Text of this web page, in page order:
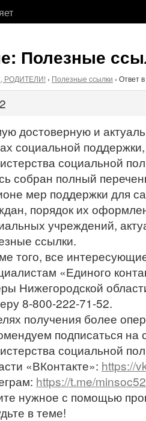
Полезные
РОДИТЕЛИ! › Полезные ссылки › Ответ
достоверную и
социальной
социальной
собран полный
мер поддержки для
порядок их
учреждений,
ссылки.
того, все
«Единого
Нижегородской
8-800-222-71-52.
получения более
подписаться на
социальной
«ВКонтакте»: https://
https://t.me/minsoc52
нужное с помощью
в теме!